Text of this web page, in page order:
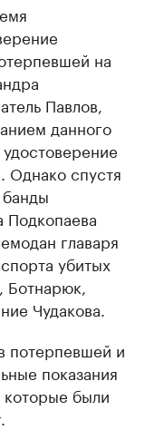
на
Павлов,
данного
Однако спустя
Подкопаева
главаря
убитых
Ботнарюк,
Чудакова.
потерпевшей и
показания
которые были